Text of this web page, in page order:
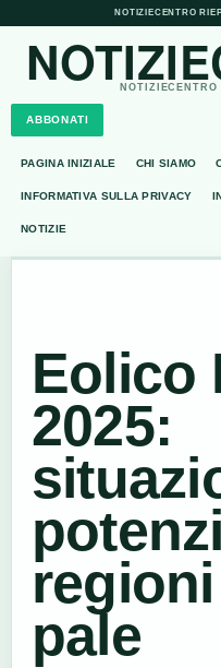
NOTIZIECENTRO
ABBONATI
PAGINA INIZIALE CHI SIAMO
INFORMATIVA SULLA PRIVACY
NOTIZIE
Eolico
2025:
pale